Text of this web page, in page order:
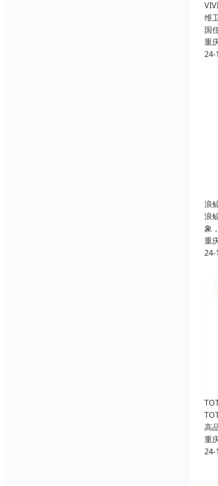
维
国
重
24-
浪
浪
象
重
24-
高
重
24-